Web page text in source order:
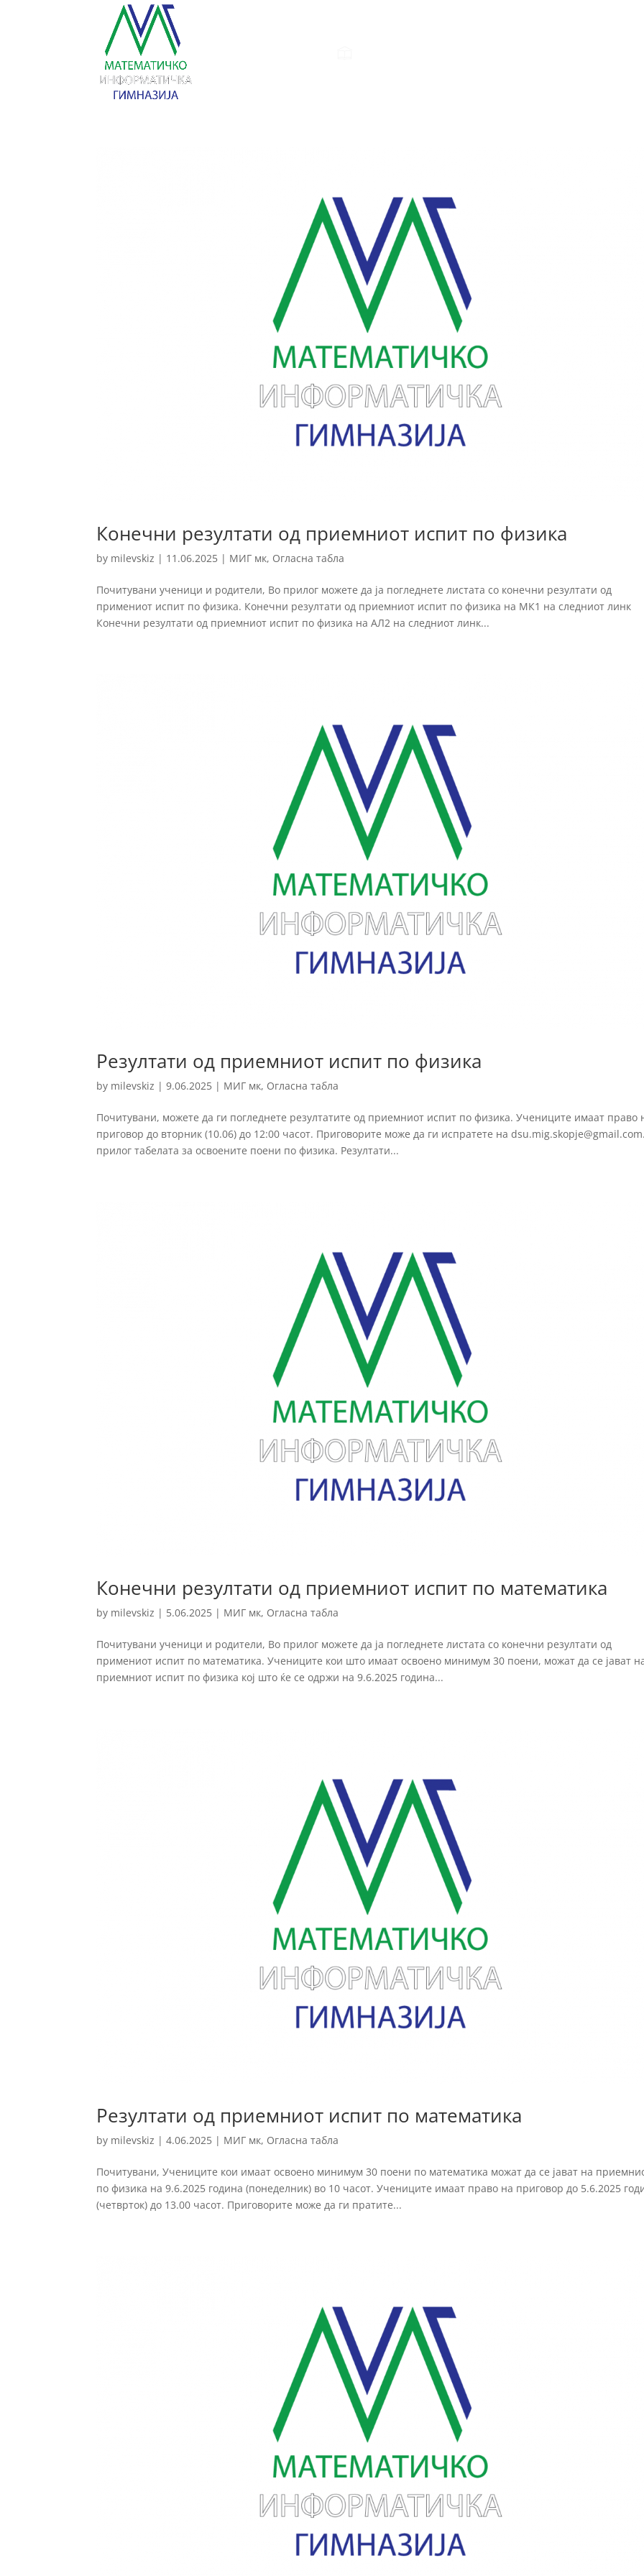
Конечни резултати од приемниот испит по физика
by milevskiz | 11.06.2025 | МИГ мк, Огласна табла
Почитувани ученици и родители, Во прилог можете да ја погледнете листата со конечни резултати од
примениот испит по физика. Конечни резултати од приемниот испит по физика на МК1 на следниот линк
Конечни резултати од приемниот испит по физика на АЛ2 на следниот линк...
Резултати од приемниот испит по физика
by milevskiz |9.06.2025 | МИГ мк, Огласна табла
Почитувани, можете да ги погледнете резултатите од приемниот испит по физика. Учениците имаат право
приговор до вторник (10.06) до 12:00 часот. Приговорите може да ги испратете на
прилог табелата за освоените поени по физика. Резултати...
Конечни резултати од приемниот испит по математика
by milevskiz | 5.06.2025 | МИГ мк, Огласна табла
Почитувани ученици и родители, Во прилог можете да ја погледнете листата со конечни резултати од
примениот испит по математика. Учениците кои што имаат освоено минимум 30 поени, можат да се јават
приемниот испит по физика кој што ќе се одржи на 9.6.2025 година...
Резултати од приемниот испит по математика
by milevskiz |4.06.2025 | МИГ мк, Огласна табла
Почитувани, Учениците кои имаат освоено минимум 30 поени по математика можат да се јават на
по физика на 9.6.2025 година (понеделник) вo 10 часот. Учениците имаат право на приговор до 5.6.2025
(четврток) до 13.00 часот. Приговорите може да ги пратите...